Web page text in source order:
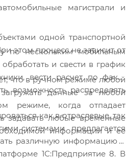
магистрали и
одной транспортной
этом процесс не зависит от
что в ручном режиме любой
данные за любой
режиме, когда отпадает
задавать любые временные
информации и ее
по нескольким мобильным
и свести в график
вести расчет по факту
возможность распределять
как в отраслевые, так
системами предлагается
различную информацию в
1С:Предприятие 8. В